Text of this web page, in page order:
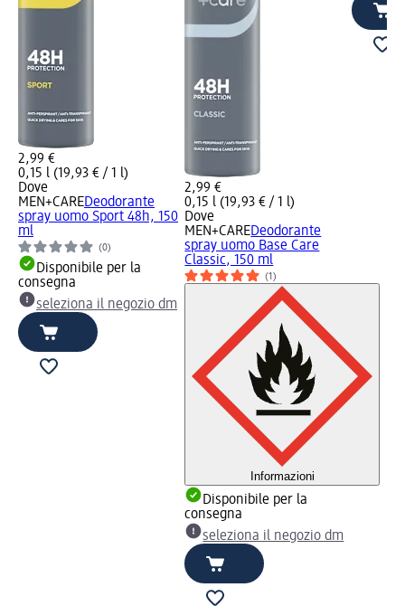
2,99 €
0,15 l (19,93 € / 1 l)
Dove
MEN+CAREDeodorante
spray uomo Sport 48h, 150
ml
(0)
Disponibile per la
consegna
seleziona il negozio dm
2,99 €
0,15 l (19,93 € / 1 l)
Dove
MEN+CAREDeodorante
spray uomo Base Care
Classic, 150 ml
(1)
Informazioni
Disponibile per la
consegna
seleziona il negozio dm